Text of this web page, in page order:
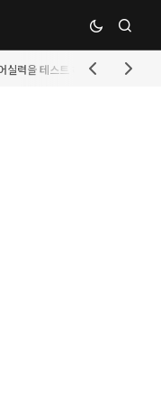
실력을 테스트 해보는 가장 쉬운